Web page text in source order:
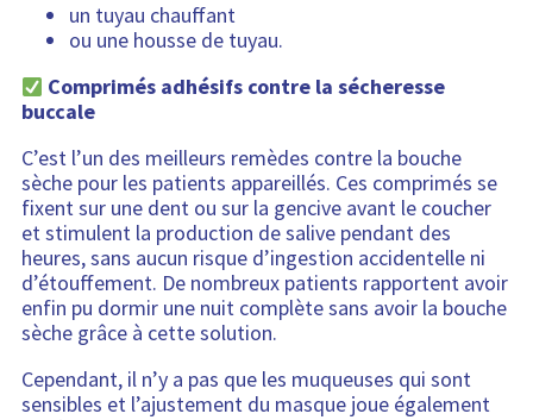
un tuyau chauffant
ou une housse de tuyau.
Comprimés adhésifs contre la sécheresse
buccale
C’est l’un des meilleurs remèdes contre la bouche
sèche pour les patients appareillés. Ces comprimés se
fixent sur une dent ou sur la gencive avant le coucher
et stimulent la production de salive pendant des
heures, sans aucun risque d’ingestion accidentelle ni
d’étouffement. De nombreux patients rapportent avoir
enfin pu dormir une nuit complète sans avoir la bouche
sèche grâce à cette solution.
Cependant, il n’y a pas que les muqueuses qui sont
sensibles et l’ajustement du masque joue également